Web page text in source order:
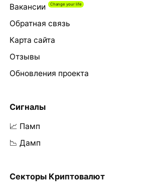
Вакансии
Обратная связь
Карта сайта
Отзывы
Обновления проекта
Сигналы
📈 Памп
📉 Дамп
Секторы Криптовалют